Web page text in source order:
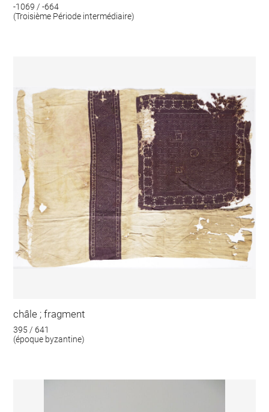
-1069 / -664
(Troisième Période intermédiaire)
châle ; fragment
395 / 641
(époque byzantine)